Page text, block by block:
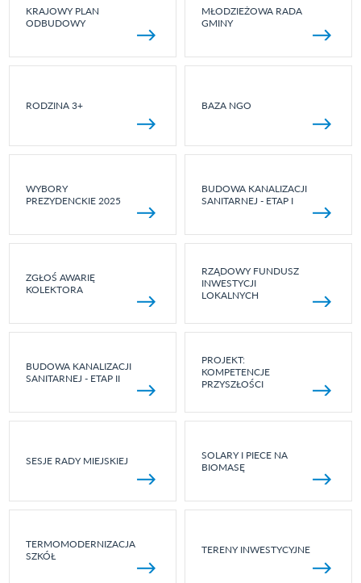
KRAJOWY PLAN
ODBUDOWY
MŁODZIEŻOWA RADA
GMINY
RODZINA 3+ BAZA NGO
WYBORY
PREZYDENCKIE 2025
BUDOWA KANALIZACJI
SANITARNEJ - ETAP I
ZGŁOŚ AWARIĘ
KOLEKTORA
RZĄDOWY FUNDUSZ
INWESTYCJI
LOKALNYCH
BUDOWA KANALIZACJI
SANITARNEJ - ETAP II
PROJEKT:
KOMPETENCJE
PRZYSZŁOŚCI
SESJE RADY MIEJSKIEJ
SOLARY I PIECE NA
BIOMASĘ
TERMOMODERNIZACJA
SZKÓŁ
TERENY INWESTYCYJNE